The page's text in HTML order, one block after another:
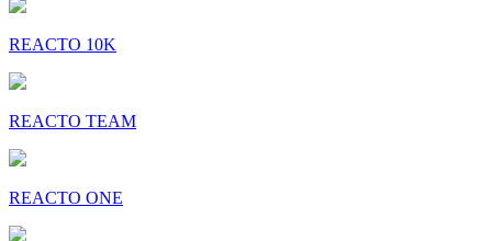
REACTO 10K
REACTO TEAM
REACTO ONE